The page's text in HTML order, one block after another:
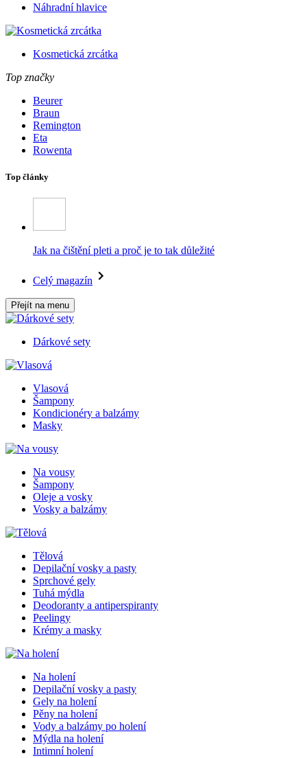
Náhradní hlavice
Kosmetická zrcátka
Top značky
Beurer
Braun
Remington
Eta
Rowenta
Top články
Jak na čištění pleti a proč je to tak důležité
Celý magazín
Přejít na menu
Dárkové sety
Vlasová
Šampony
Kondicionéry a balzámy
Masky
Na vousy
Šampony
Oleje a vosky
Vosky a balzámy
Tělová
Depilační vosky a pasty
Sprchové gely
Tuhá mýdla
Deodoranty a antiperspiranty
Peelingy
Krémy a masky
Na holení
Depilační vosky a pasty
Gely na holení
Pěny na holení
Vody a balzámy po holení
Mýdla na holení
Intimní holení